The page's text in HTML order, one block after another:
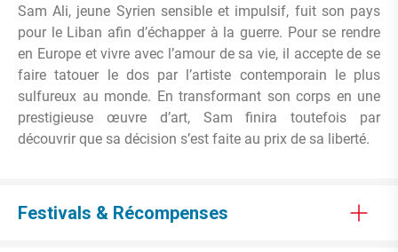
Sam Ali, jeune Syrien sensible et impulsif, fuit son pays
pour le Liban afin d’échapper à la guerre. Pour se rendre
en Europe et vivre avec l’amour de sa vie, il accepte de se
faire tatouer le dos par l’artiste contemporain le plus
sulfureux au monde. En transformant son corps en une
prestigieuse œuvre d’art, Sam finira toutefois par
découvrir que sa décision s’est faite au prix de sa liberté.
Festivals & Récompenses